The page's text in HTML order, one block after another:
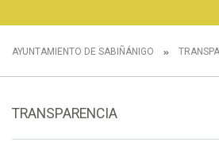
AYUNTAMIENTO DE SABIÑÁNIGO
TRANSPARENCIA